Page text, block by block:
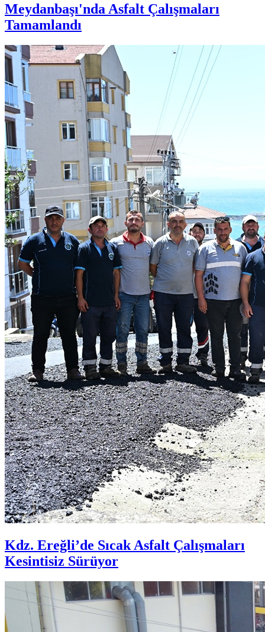
Meydanbaşı'nda Asfalt Çalışmaları
Tamamlandı
Kdz. Ereğli’de Sıcak Asfalt Çalışmaları
Kesintisiz Sürüyor